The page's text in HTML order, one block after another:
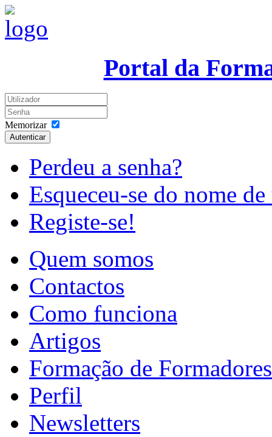
Portal da
Memorizar
Autenticar
Perdeu a senha?
Esqueceu-se do nome
Registe-se!
Quem somos
Contactos
Como funciona
Artigos
Formação de Formadores
Perfil
Newsletters